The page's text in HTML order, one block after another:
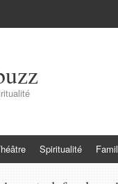
Spiritualité